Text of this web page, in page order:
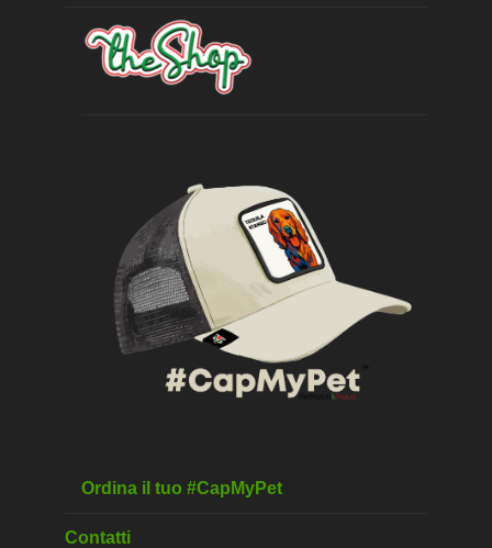
Ordina il tuo #CapMyPet
Contatti